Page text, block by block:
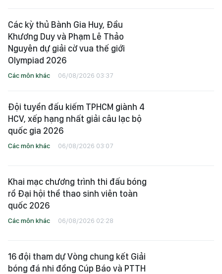
Các kỳ thủ Bành Gia Huy, Đầu
Khương Duy và Phạm Lê Thảo
Nguyên dự giải cờ vua thế giới
Olympiad 2026
Các môn khác 06/08/2026 03:37
Đội tuyển đấu kiếm TPHCM giành 4
HCV, xếp hạng nhất giải câu lạc bộ
quốc gia 2026
Các môn khác 06/08/2026 03:07
Khai mạc chương trình thi đấu bóng
rổ Đại hội thể thao sinh viên toàn
quốc 2026
Các môn khác 06/08/2026 02:28
16 đội tham dự Vòng chung kết Giải
bóng đá nhi đồng Cúp Báo và PTTH